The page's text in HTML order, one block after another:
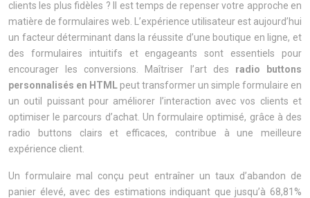
clients les plus fidèles ? Il est temps de repenser votre approche en
matière de formulaires web. L’expérience utilisateur est aujourd’hui
un facteur déterminant dans la réussite d’une boutique en ligne, et
des formulaires intuitifs et engageants sont essentiels pour
encourager les conversions. Maîtriser l’art des radio buttons
personnalisés en HTML peut transformer un simple formulaire en
un outil puissant pour améliorer l’interaction avec vos clients et
optimiser le parcours d’achat. Un formulaire optimisé, grâce à des
radio buttons clairs et efficaces, contribue à une meilleure
expérience client.
Un formulaire mal conçu peut entraîner un taux d’abandon de
panier élevé, avec des estimations indiquant que jusqu’à 68,81%